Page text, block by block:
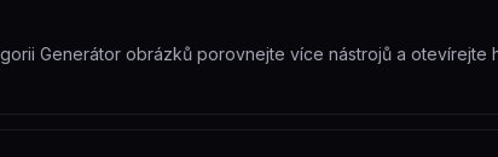
Generátor obrázků porovnejte více nástrojů a otevírejte